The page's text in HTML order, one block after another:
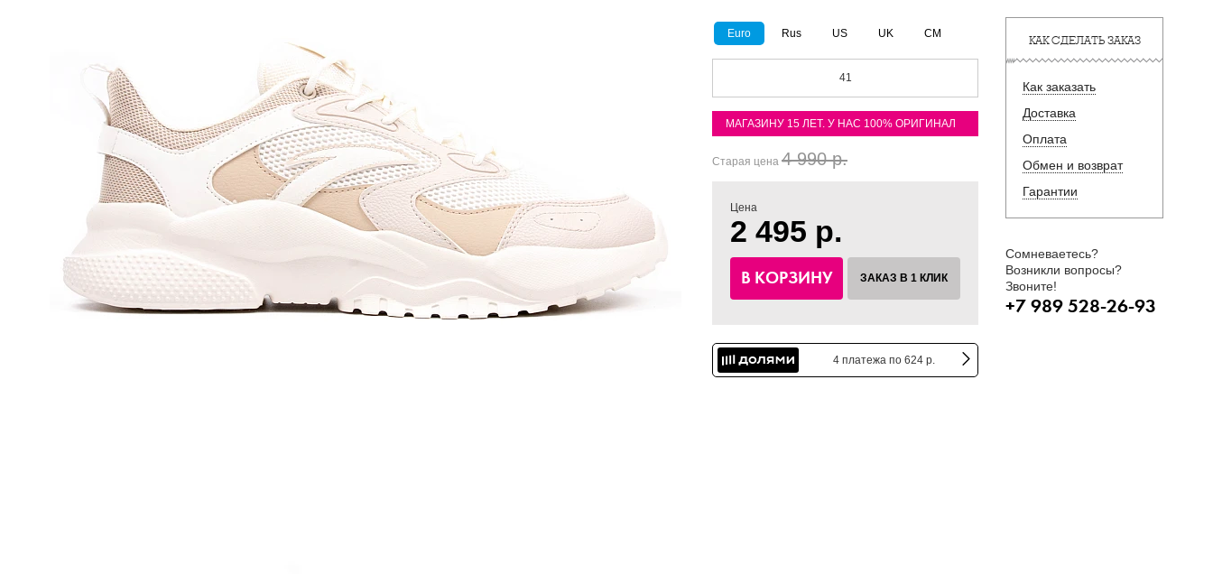
Euro Rus US UK CM
41
МАГАЗИНУ 15 ЛЕТ. У НАС 100% ОРИГИНАЛ
Старая цена 4 990 р.
Цена
2 495 р.
В КОРЗИНУ ЗАКАЗ В 1 КЛИК
4 платежа по 624 р.
КАК СДЕЛАТЬ ЗАКАЗ
Как заказать
Доставка
Оплата
Обмен и возврат
Гарантии
Сомневаетесь?
Возникли вопросы?
Звоните!
+7 989 528-26-93